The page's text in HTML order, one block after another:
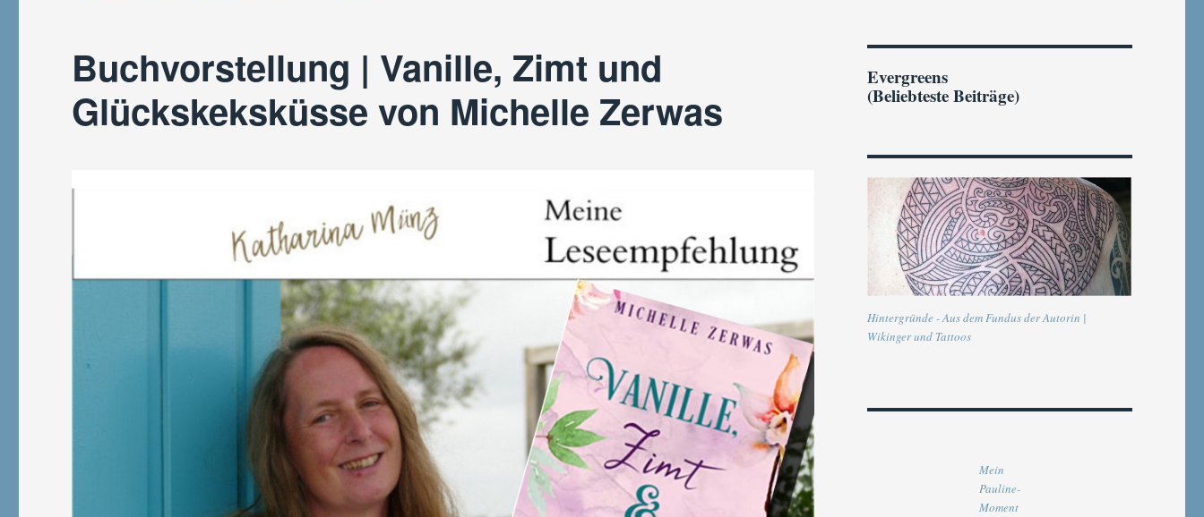
Buchvorstellung | Vanille, Zimt und
Glückskeksküsse von Michelle Zerwas
Evergreens
(Beliebteste Beiträge)
Hintergründe - Aus dem Fundus der Autorin |
Wikinger und Tattoos
Mein
Pauline-
Moment